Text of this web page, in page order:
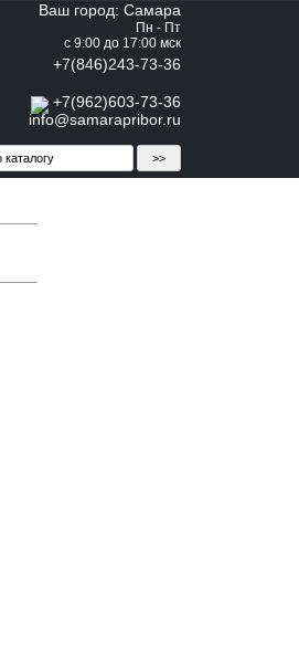
Ваш город: Самара
Пн - Пт
с 9:00 до 17:00 мск
+7(846)243-73-36
+7(962)603-73-36
info@samarapribor.ru